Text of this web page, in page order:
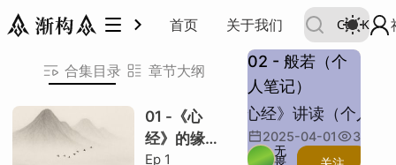
首页 关于我们 Ctrl K
王德峰：《心经》讲读（个人笔记）
合集目录 章节大纲
本笔记声明
01 -《心
经》的缘起
（个人笔
Ep 1
02 - 般若（个
人笔记）
王德峰：《心经》讲读（个人笔
2025-04-01 37
无
畏